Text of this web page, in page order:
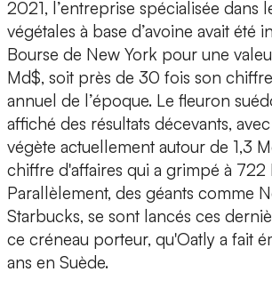
2021, l’entreprise spécialisée dans
végétales à base d’avoine avait été
Bourse de New York pour une
Md$, soit près de 30 fois son chiffre
annuel de l’époque. Le fleuron
affiché des résultats décevants,
végète actuellement autour de 1,3
chiffre d'affaires qui a grimpé à
Parallèlement, des géants comme
Starbucks, se sont lancés ces
ce créneau porteur, qu'Oatly a fait
ans en Suède.